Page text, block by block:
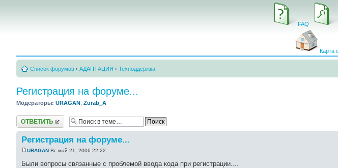
FAQ
Карта
Список форумов ‹ АДАПТАЦИЯ ‹ Техподдержка
Регистрация на форуме...
Модераторы: URAGAN Zurab_A
Ответить
Регистрация на форуме...
URAGAN Вс май 21, 2006 22:22
Были вопросы связанные с проблемой ввода кода при регистрации....